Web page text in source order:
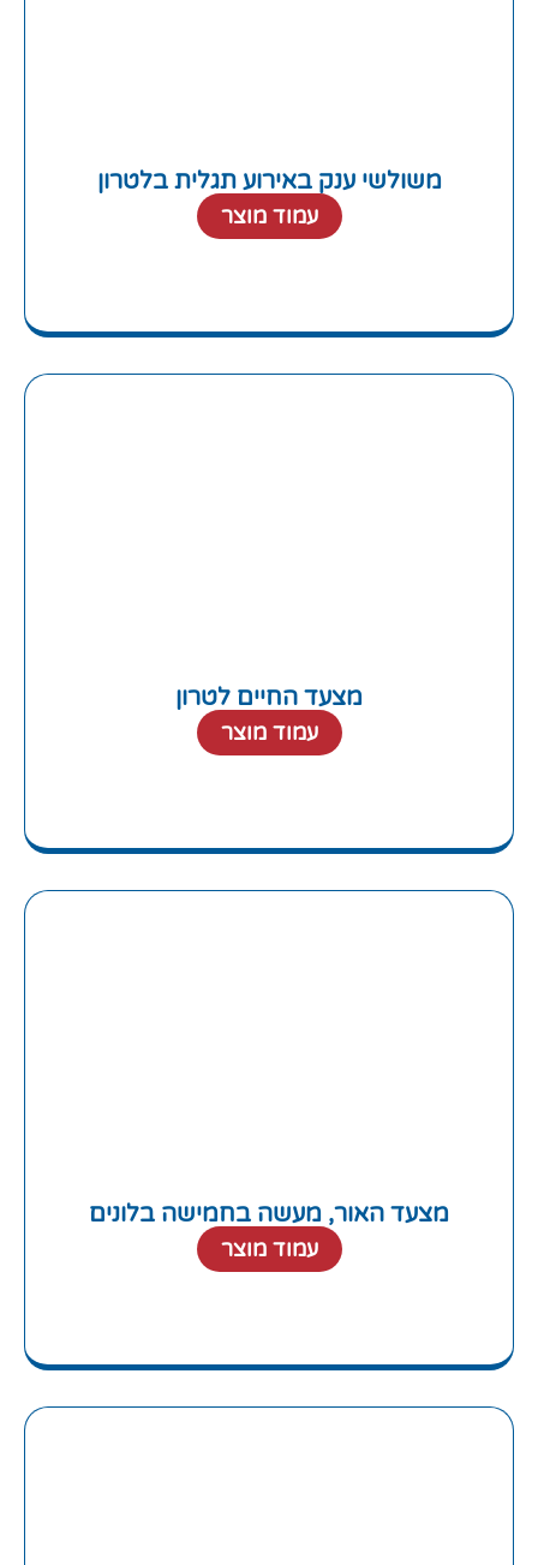
משולשי ענק באירוע תגלית בלטרון
עמוד מוצר
מצעד החיים לטרון
עמוד מוצר
מצעד האור, מעשה בחמישה בלונים
עמוד מוצר